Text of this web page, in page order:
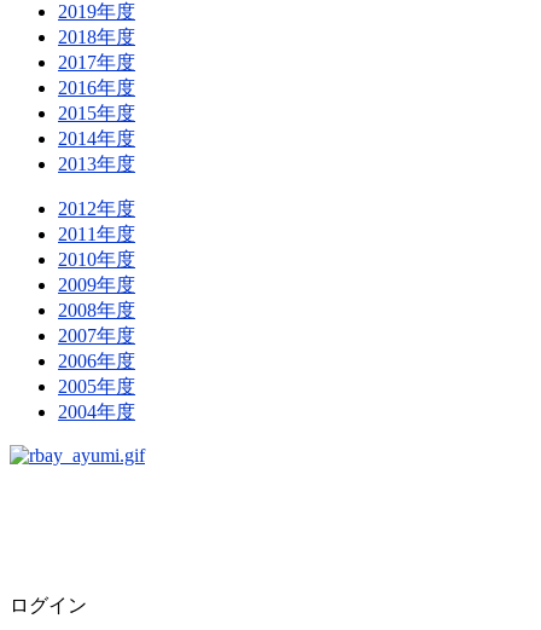
2019年度
2018年度
2017年度
2016年度
2015年度
2014年度
2013年度
2012年度
2011年度
2010年度
2009年度
2008年度
2007年度
2006年度
2005年度
2004年度
ログイン